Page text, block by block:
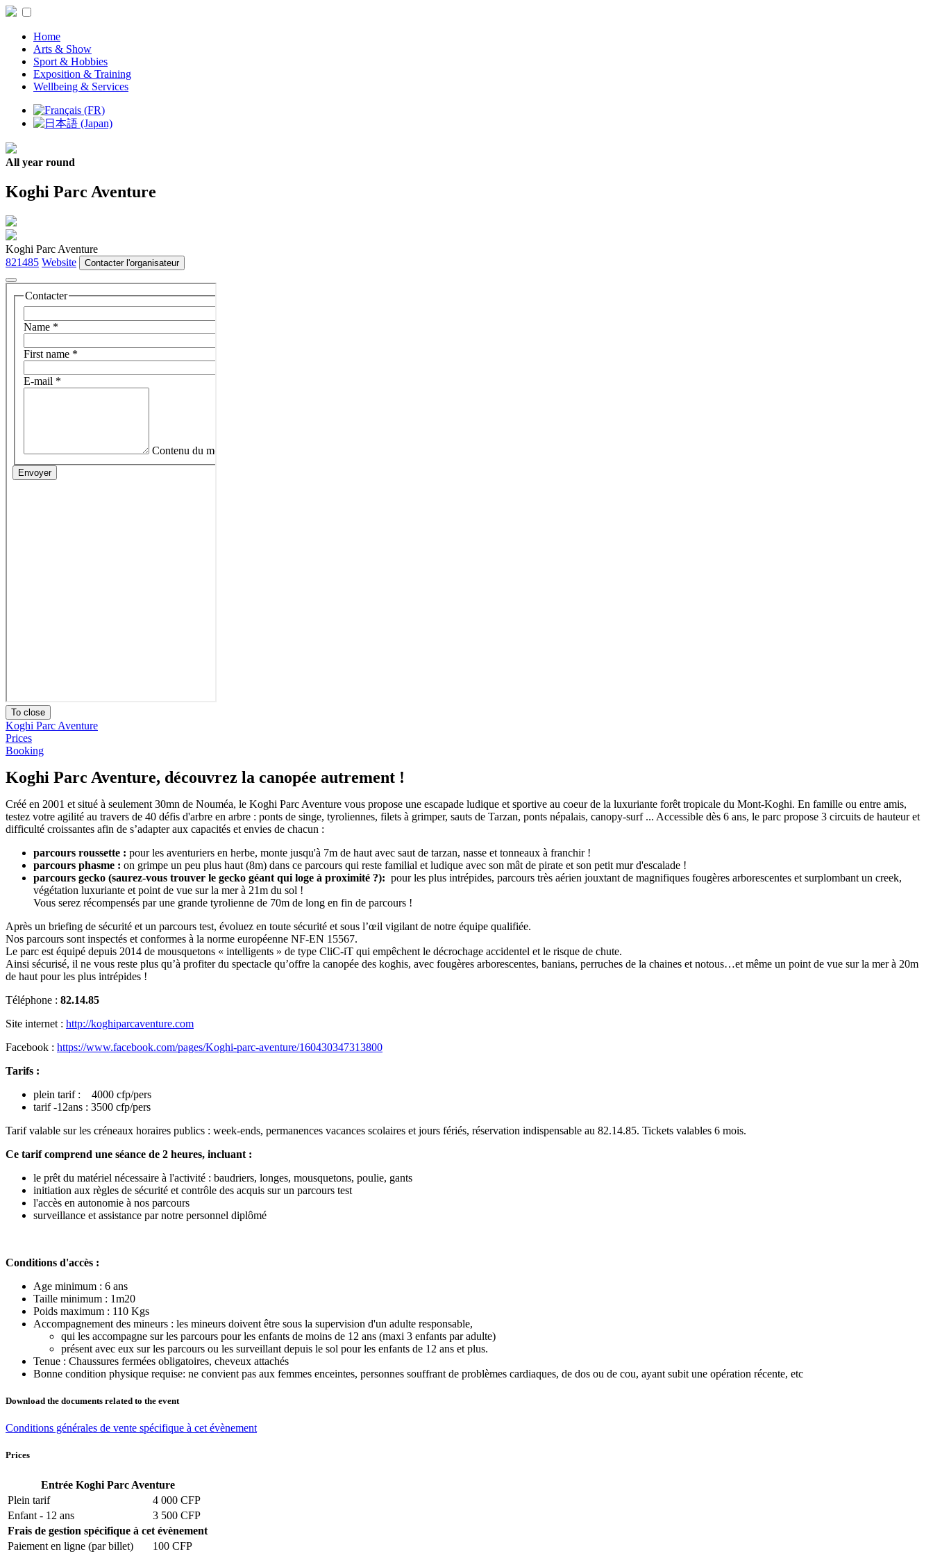
Home
Arts & Show
Sport & Hobbies
Exposition & Training
Wellbeing & Services
All year round
Koghi Parc Aventure
Koghi Parc Aventure
821485 Website Contacter l'organisateur
To close
Koghi Parc Aventure
Prices
Booking
Koghi Parc Aventure, découvrez la canopée autrement !
Créé en 2001 et situé à seulement 30mn de Nouméa, le Koghi Parc Aventure vous propose une escapade ludique et sportive au coeur de la luxuriante forêt tropicale du Mont-Koghi. En famille ou entre amis,
testez votre agilité au travers de 40 défis d'arbre en arbre : ponts de singe, tyroliennes, filets à grimper, sauts de Tarzan, ponts népalais, canopy-surf ... Accessible dès 6 ans, le parc propose 3 circuits de hauteur et
difficulté croissantes afin de s’adapter aux capacités et envies de chacun :
parcours roussette : pour les aventuriers en herbe, monte jusqu'à 7m de haut avec saut de tarzan, nasse et tonneaux à franchir !
parcours phasme : on grimpe un peu plus haut (8m) dans ce parcours qui reste familial et ludique avec son mât de pirate et son petit mur d'escalade !
parcours gecko (saurez-vous trouver le gecko géant qui loge à proximité ?): pour les plus intrépides, parcours très aérien jouxtant de magnifiques fougères arborescentes et surplombant un creek,
végétation luxuriante et point de vue sur la mer à 21m du sol !
Vous serez récompensés par une grande tyrolienne de 70m de long en fin de parcours !
Après un briefing de sécurité et un parcours test, évoluez en toute sécurité et sous l’œil vigilant de notre équipe qualifiée.
Nos parcours sont inspectés et conformes à la norme européenne NF-EN 15567.
Le parc est équipé depuis 2014 de mousquetons « intelligents » de type CliC-iT qui empêchent le décrochage accidentel et le risque de chute.
Ainsi sécurisé, il ne vous reste plus qu’à profiter du spectacle qu’offre la canopée des koghis, avec fougères arborescentes, banians, perruches de la chaines et notous…et même un point de vue sur la mer à 20m
de haut pour les plus intrépides !
Téléphone : 82.14.85
Site internet : http://koghiparcaventure.com
Facebook : https://www.facebook.com/pages/Koghi-parc-aventure/160430347313800
Tarifs :
plein tarif : 4000 cfp/pers
tarif -12ans : 3500 cfp/pers
Tarif valable sur les créneaux horaires publics : week-ends, permanences vacances scolaires et jours fériés, réservation indispensable au 82.14.85. Tickets valables 6 mois.
Ce tarif comprend une séance de 2 heures, incluant :
le prêt du matériel nécessaire à l'activité : baudriers, longes, mousquetons, poulie, gants
initiation aux règles de sécurité et contrôle des acquis sur un parcours test
l'accès en autonomie à nos parcours
surveillance et assistance par notre personnel diplômé
Conditions d'accès :
Age minimum : 6 ans
Taille minimum : 1m20
Poids maximum : 110 Kgs
Accompagnement des mineurs : les mineurs doivent être sous la supervision d'un adulte responsable,
qui les accompagne sur les parcours pour les enfants de moins de 12 ans (maxi 3 enfants par adulte)
présent avec eux sur les parcours ou les surveillant depuis le sol pour les enfants de 12 ans et plus.
Tenue : Chaussures fermées obligatoires, cheveux attachés
Bonne condition physique requise: ne convient pas aux femmes enceintes, personnes souffrant de problèmes cardiaques, de dos ou de cou, ayant subit une opération récente, etc
Download the documents related to the event
Conditions générales de vente spécifique à cet évènement
Prices
Entrée Koghi Parc Aventure
Plein tarif
4 000 CFP
Enfant - 12 ans
3 500 CFP
Frais de gestion spécifique à cet évènement
Paiement en ligne (par billet)
100 CFP